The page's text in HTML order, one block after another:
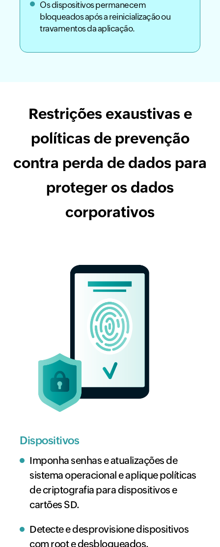
Os dispositivos permanecem
bloqueados após a reinicialização ou
travamentos da aplicação.
Restrições exaustivas e
políticas de prevenção
contra perda de dados para
proteger os dados
corporativos
Dispositivos
Imponha senhas e atualizações de
sistema operacional e aplique políticas
de criptografia para dispositivos e
cartões SD.
Detecte e desprovisione dispositivos
com root e desbloqueados.